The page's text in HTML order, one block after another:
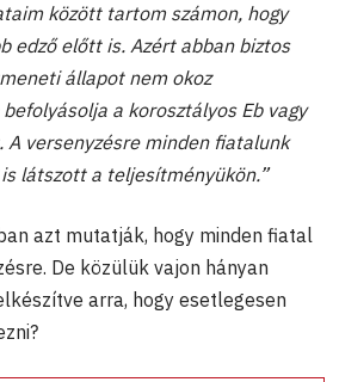
között tartom számon, hogy
edző előtt is. Azért abban biztos
állapot nem okoz
a korosztályos Eb vagy
A versenyzésre minden fiatalunk
látszott a teljesítményükön.”
azt mutatják, hogy minden fiatal
De közülük vajon hányan
arra, hogy esetlegesen